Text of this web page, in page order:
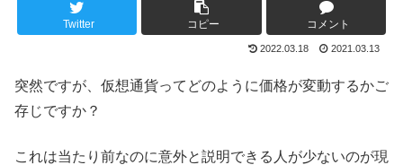
Twitter コピー コメント
2022.03.18 2021.03.13
突然ですが、仮想通貨ってどのように価格が変動するかご
存じですか？
これは当たり前なのに意外と説明できる人が少ないのが現